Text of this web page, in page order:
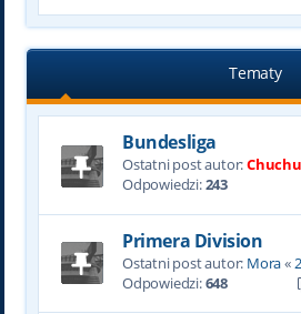
Tematy
Bundesliga
Ostatni post autor:Chuchu
Odpowiedzi:243
Primera Division
Ostatni post autor: Mora«
Odpowiedzi:648